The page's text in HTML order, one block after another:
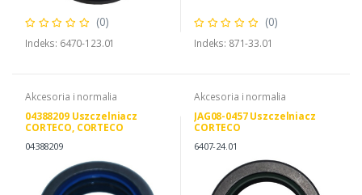
(0)
Indeks: 6470-123.01
(0)
Indeks: 871-33.01
Akcesoria i normalia
04388209 Uszczelniacz
CORTECO, CORTECO
04388209
Akcesoria i normalia
JAG08-0457 Uszczelniacz
CORTECO
6407-24.01